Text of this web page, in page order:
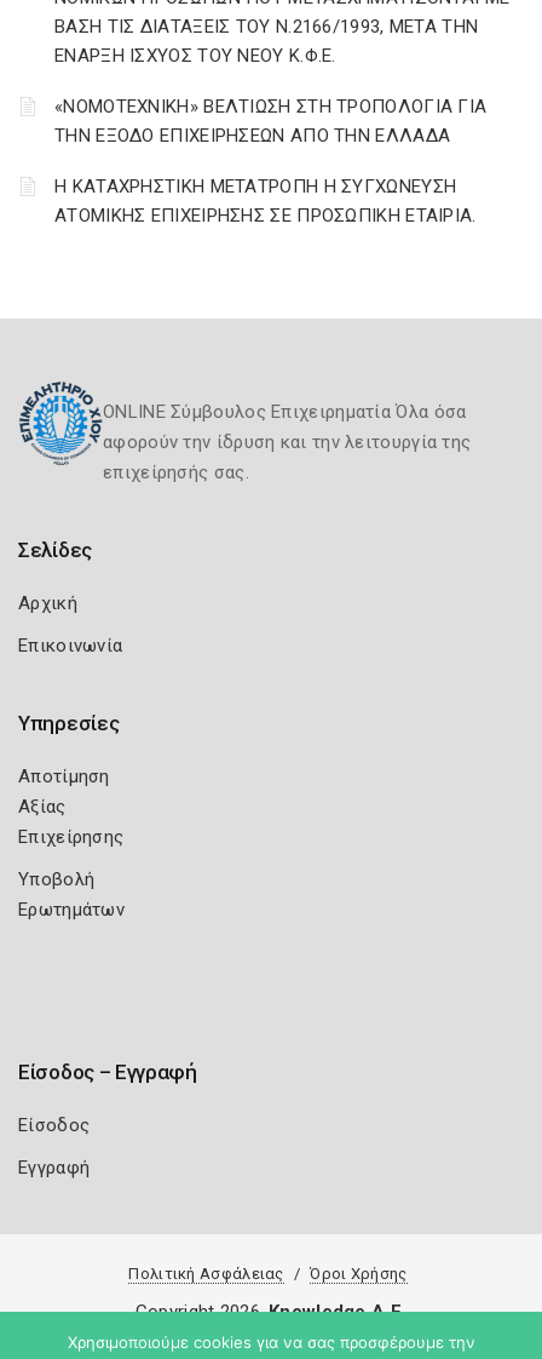
ΒΑΣΗ ΤΙΣ ΔΙΑΤΑΞΕΙΣ ΤΟΥ Ν.2166/1993, ΜΕΤΑ ΤΗΝ
ΕΝΑΡΞΗ ΙΣΧΥΟΣ ΤΟΥ ΝΕΟΥ Κ.Φ.Ε.
«ΝΟΜΟΤΕΧΝΙΚΗ» ΒΕΛΤΙΩΣΗ ΣΤΗ ΤΡΟΠΟΛΟΓΙΑ ΓΙΑ
ΤΗΝ ΕΞΟΔΟ ΕΠΙΧΕΙΡΗΣΕΩΝ ΑΠΟ ΤΗΝ ΕΛΛΑΔΑ
Η ΚΑΤΑΧΡΗΣΤΙΚΗ ΜΕΤΑΤΡΟΠΗ Η ΣΥΓΧΩΝΕΥΣΗ
ΑΤΟΜΙΚΗΣ ΕΠΙΧΕΙΡΗΣΗΣ ΣΕ ΠΡΟΣΩΠΙΚΗ ΕΤΑΙΡΙΑ.
ONLINE Σύμβουλος Επιχειρηματία Όλα όσα
αφορούν την ίδρυση και την λειτουργία της
επιχείρησής σας.
Σελίδες
Αρχική
Επικοινωνία
Υπηρεσίες
Αποτίμηση
Αξίας
Επιχείρησης
Υποβολή
Ερωτημάτων
Είσοδος – Εγγραφή
Είσοδος
Εγγραφή
Πολιτική Ασφάλειας Όροι Χρήσης
Copyright 2026 Knowledge A.E.
Χρησιμοποιούμε cookies για να σας προσφέρουμε την